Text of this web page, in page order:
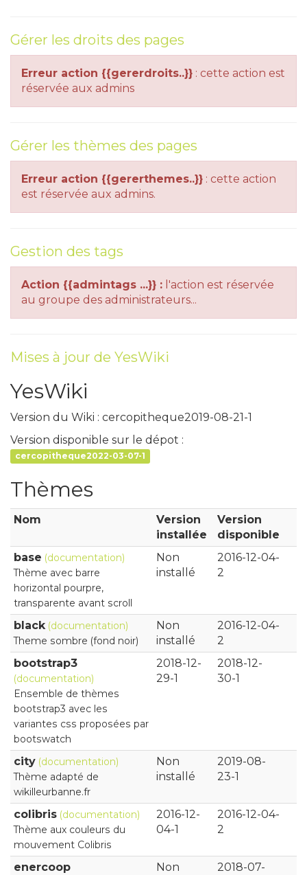
Gérer les droits des pages
Erreur action {{gererdroits..}} : cette action est
réservée aux admins
Gérer les thèmes des pages
Erreur action {{gererthemes..}} : cette action
est réservée aux admins.
Gestion des tags
Action {{admintags ...}} : l'action est réservée
au groupe des administrateurs...
Mises à jour de YesWiki
YesWiki
Version du Wiki : cercopitheque2019-08-21-1
Version disponible sur le dépot :
cercopitheque2022-03-07-1
Thèmes
Nom
Version
installée
Version
disponible
base (documentation)
Thème avec barre
horizontal pourpre,
transparente avant scroll
Non
installé
2016-12-04-
2
black (documentation)
Theme sombre (fond noir)
Non
installé
2016-12-04-
2
bootstrap3
(documentation)
Ensemble de thèmes
bootstrap3 avec les
variantes css proposées par
bootswatch
2018-12-
29-1
2018-12-
30-1
city (documentation)
Thème adapté de
wikilleurbanne.fr
Non
installé
2019-08-
23-1
colibris (documentation)
Thème aux couleurs du
mouvement Colibris
2016-12-
04-1
2016-12-04-
2
enercoop
Non
2018-07-